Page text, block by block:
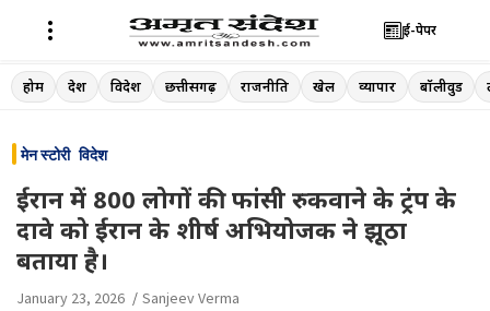
Skip
to
ई-पेपर
होम देश विदेश छत्तीसगढ़ राजनीति खेल व्यापार बॉलीवुड
मेन स्टोरी विदेश
ईरान में 800 लोगों की फांसी रुकवाने के ट्रंप के
दावे को ईरान के शीर्ष अभियोजक ने झूठा
बताया है।
January 23, 2026 Sanjeev Verma